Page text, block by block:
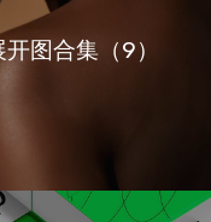
图合集（9）